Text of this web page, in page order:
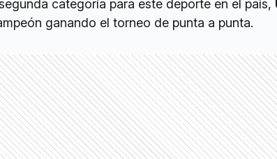
categoría para este deporte en el país,
ganando el torneo de punta a punta.